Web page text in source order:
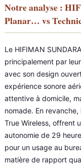
Notre analyse :
Planar… vs
Le HIFIMAN
principalement par
avec son design
expérience sonore
attentive à domicile,
nomade. En
True Wireless, offrent
autonomie de 29
pour un usage au
matière de rapport